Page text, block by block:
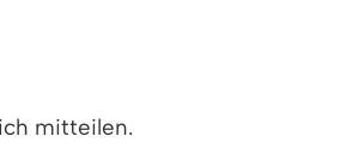
mitteilen.